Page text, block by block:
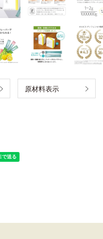
原材料表示